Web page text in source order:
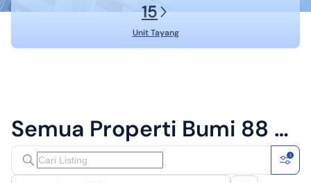
15
Unit Tayang
Semua Properti Bumi 88 Properti Lampung
1